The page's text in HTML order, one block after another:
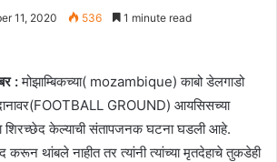
11, 2020 536 1 minute read
:मोझाम्बिकच्या( mozambique) काबो डेलगाडो
GROUND) आयसिसच्या
शिरच्छेद केल्याची संतापजनक घटना घडली आहे.
थांबले नाहीत तर त्यांनी त्यांच्या मृतदेहाचे तुकडेही